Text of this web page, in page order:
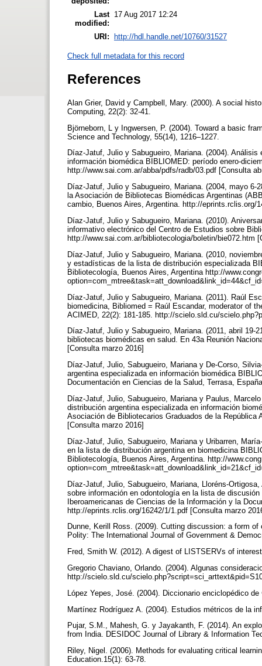
Last
modified:
17 Aug 2017 12:24
URI: http://hdl.handle.net/10760/31527
Check full metadata for this record
References
Alan Grier, David y Campbell, Mary. (2000). A social
Computing, 22(2): 32-41.
Björneborn, L y Ingwersen, P. (2004). Toward a basic
Science and Technology, 55(14), 1216–1227.
Díaz-Jatuf, Julio y Sabugueiro, Mariana. (2004).
información biomédica BIBLIOMED: período enero-
http://www.sai.com.ar/abba/pdfs/radb/03.pdf [Consulta
Díaz-Jatuf, Julio y Sabugueiro, Mariana. (2004, mayo
la Asociación de Bibliotecas Biomédicas Argentinas
cambio, Buenos Aires, Argentina. http://
Díaz-Jatuf, Julio y Sabugueiro, Mariana. (2010).
informativo electrónico del Centro de Estudios sobre
http://www.sai.com.ar/bibliotecologia/boletin/bie072.htm
Díaz-Jatuf, Julio y Sabugueiro, Mariana. (2010,
y estadísticas de la lista de distribución especializada
Bibliotecología, Buenos Aires, Argentina http://
Díaz-Jatuf, Julio y Sabugueiro, Mariana. (2011). Raúl
biomedicina, Bibliomed = Raúl Escandar, moderator of
ACIMED, 22(2): 181-185. http://scielo.sld.cu/
Díaz-Jatuf, Julio y Sabugueiro, Mariana. (2011, abril
bibliotecas biomédicas en salud. En 43a Reunión
[Consulta marzo 2016]
Díaz-Jatuf, Julio, Sabugueiro, Mariana y De-Corso,
argentina especializada en información biomédica
Documentación en Ciencias de la Salud, Terrasa,
Díaz-Jatuf, Julio, Sabugueiro, Mariana y Paulus,
distribución argentina especializada en información
Asociación de Bibliotecarios Graduados de la
[Consulta marzo 2016]
Díaz-Jatuf, Julio, Sabugueiro, Mariana y Uribarren,
en la lista de distribución argentina en biomedicina
Bibliotecología, Buenos Aires, Argentina. http://
Díaz-Jatuf, Julio, Sabugueiro, Mariana, Lloréns-
sobre información en odontología en la lista de
Iberoamericanas de Ciencias de la Información y la
http://eprints.rclis.org/16242/1/1.pdf [Consulta marzo
Dunne, Kerill Ross. (2009). Cutting discussion: a form
Polity: The International Journal of Government &
Fred, Smith W. (2012). A digest of LISTSERVs of
Gregorio Chaviano, Orlando. (2004). Algunas
http://scielo.sld.cu/
López Yepes, José. (2004). Diccionario enciclopédico
Martínez Rodríguez A. (2004). Estudios métricos de la
Pujar, S.M., Mahesh, G. y Jayakanth, F. (2014). An
from India. DESIDOC Journal of Library & Information
Riley, Nigel. (2006). Methods for evaluating critical
Education.15(1): 63-78.